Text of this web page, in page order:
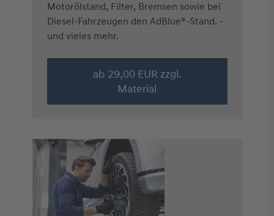
Motorölstand, Filter, Bremsen sowie bei
Diesel-Fahrzeugen den AdBlue®-Stand. -
und vieles mehr.
ab 29,00 EUR zzgl.
Material